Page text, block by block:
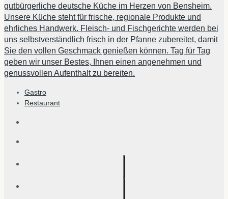
gutbürgerliche deutsche Küche im Herzen von Bensheim.
Unsere Küche steht für frische, regionale Produkte und
ehrliches Handwerk. Fleisch- und Fischgerichte werden bei
uns selbstverständlich frisch in der Pfanne zubereitet, damit
Sie den vollen Geschmack genießen können. Tag für Tag
geben wir unser Bestes, Ihnen einen angenehmen und
genussvollen Aufenthalt zu bereiten.
Gastro
Restaurant